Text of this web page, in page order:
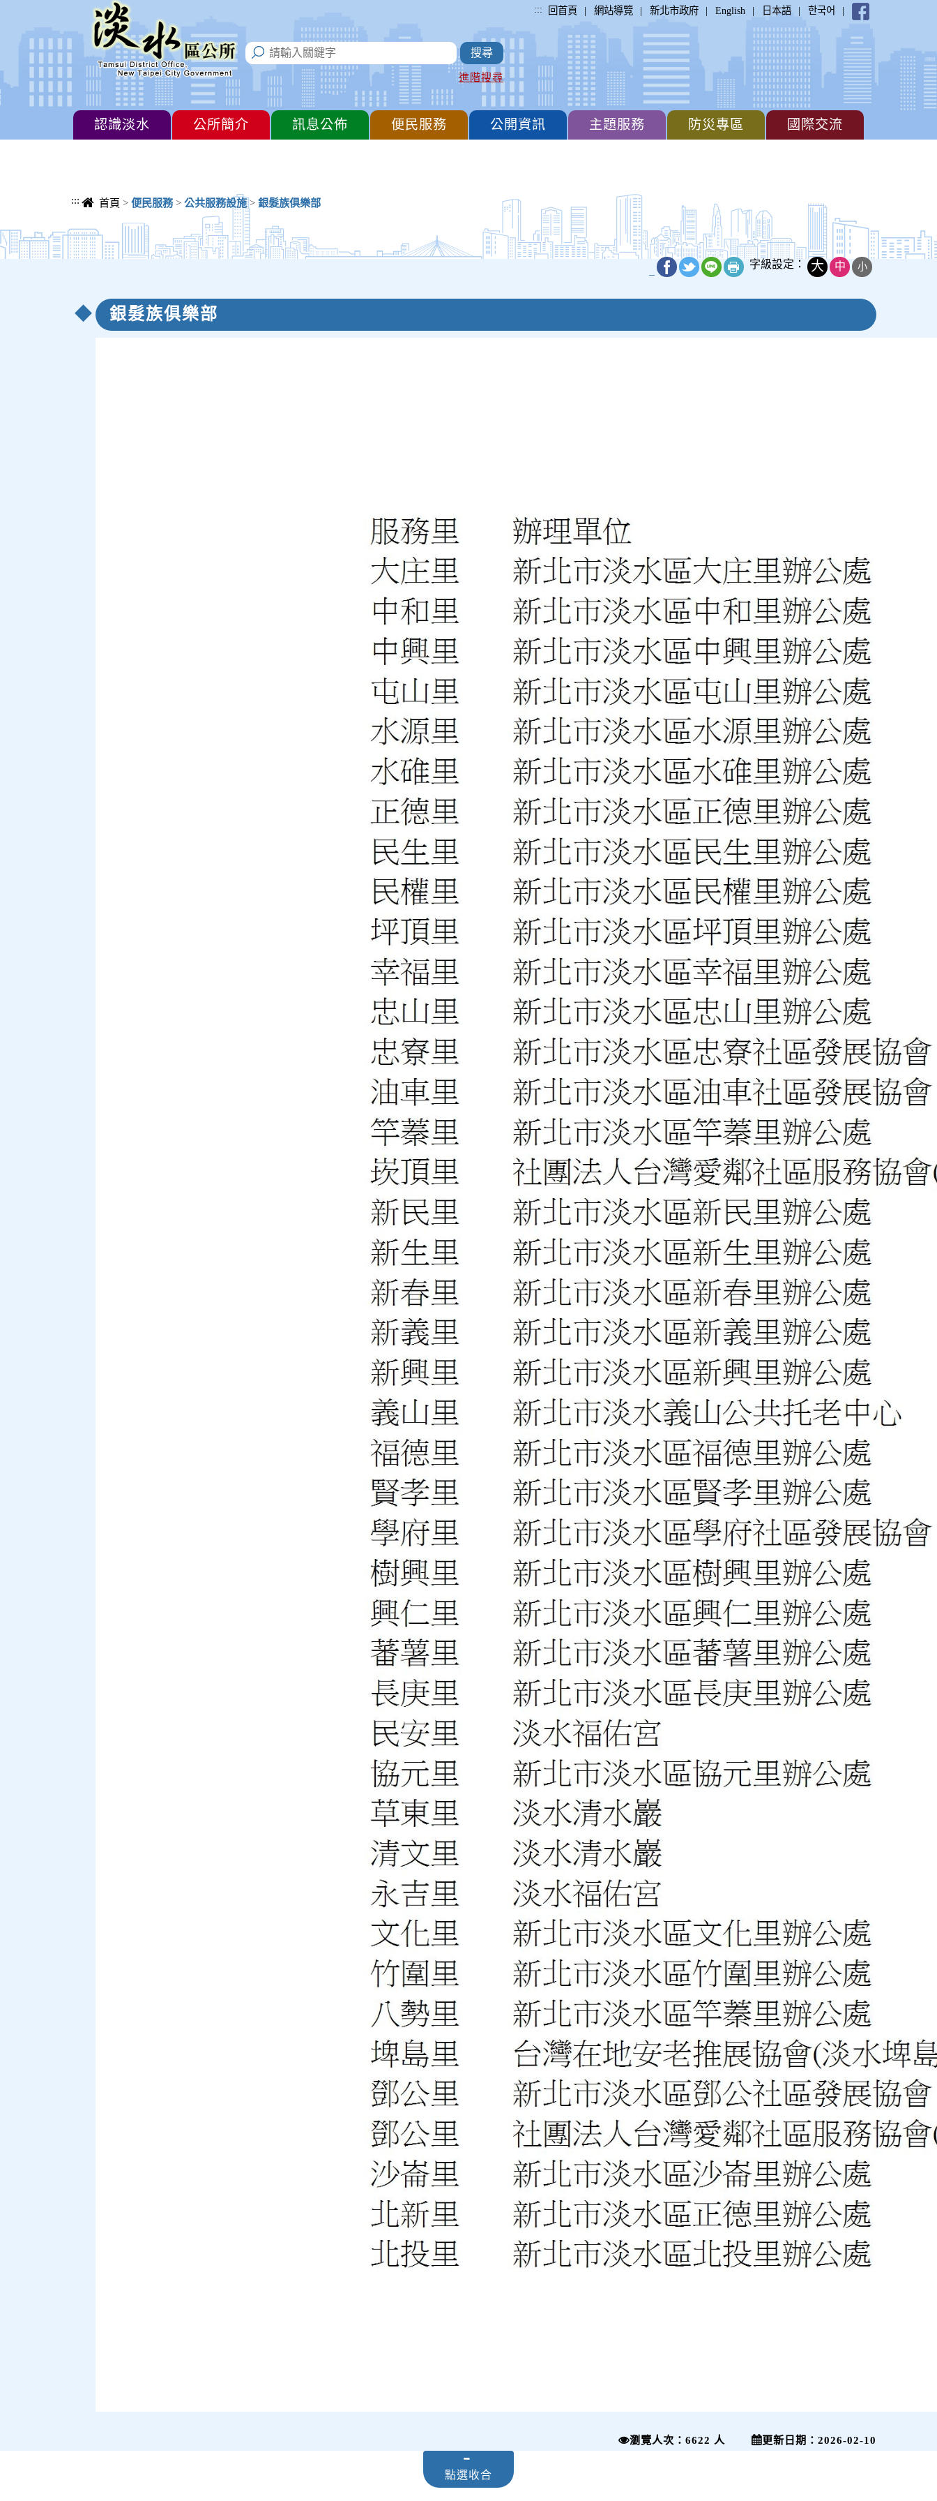
::: 回首頁 | 網站導覽 | 新北市政府 | English | 日本語 | 한국어 |
進階搜尋
認識淡水 公所簡介 訊息公佈 便民服務 公開資訊 主題服務 防災專區 國際交流
::: 首頁 > 便民服務> 公共服務設施> 銀髮族俱樂部
字級設定： 大 中 小
銀髮族俱樂部
瀏覽人次：6622 人 更新日期：2026-02-10